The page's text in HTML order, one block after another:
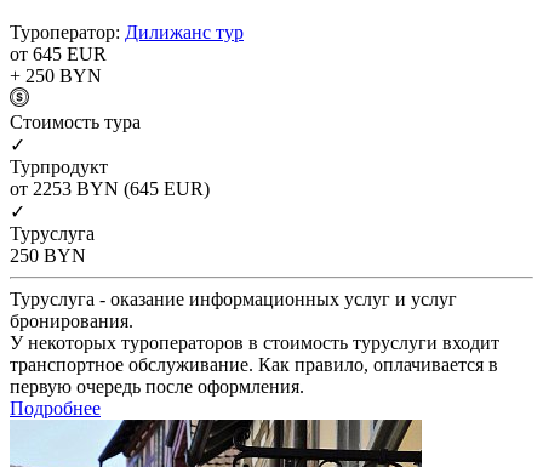
Туроператор: Дилижанс тур
от 645 EUR
+ 250 BYN
Cтоимость тура
✓
Турпродукт
от 2253 BYN (645 EUR)
✓
Туруслуга
250 BYN
Туруслуга - оказание информационных услуг и услуг
бронирования.
У некоторых туроператоров в стоимость туруслуги входит
транспортное обслуживание. Как правило, оплачивается в
первую очередь после оформления.
Подробнее